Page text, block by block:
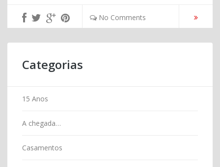
No Comments
Categorias
15 Anos
A chegada…
Casamentos